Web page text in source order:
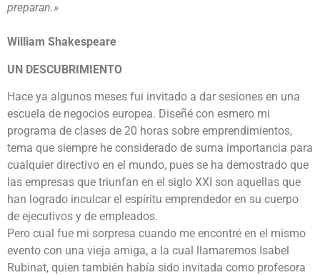
preparan.»
William Shakespeare
UN DESCUBRIMIENTO
Hace ya algunos meses fui invitado a dar sesiones en una
escuela de negocios europea. Diseñé con esmero mi
programa de clases de 20 horas sobre emprendimientos,
tema que siempre he considerado de suma importancia para
cualquier directivo en el mundo, pues se ha demostrado que
las empresas que triunfan en el siglo XXI son aquellas que
han logrado inculcar el espíritu emprendedor en su cuerpo
de ejecutivos y de empleados.
Pero cual fue mi sorpresa cuando me encontré en el mismo
evento con una vieja amiga, a la cual llamaremos Isabel
Rubinat, quien también había sido invitada como profesora